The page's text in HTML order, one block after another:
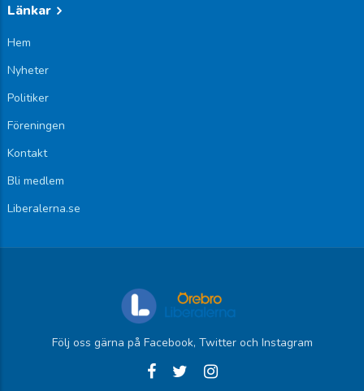
Länkar
Hem
Nyheter
Politiker
Föreningen
Kontakt
Bli medlem
Liberalerna.se
Följ oss gärna på Facebook, Twitter och Instagram